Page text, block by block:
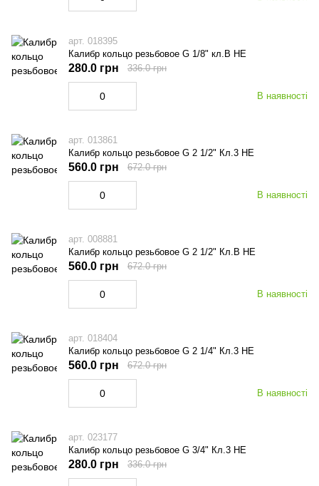
арт. 018395
Калибр кольцо резьбовое G 1/8" кл.В НЕ
В наявності
280.0 грн 336.0 грн
арт. 013861
Калибр кольцо резьбовое G 2 1/2" Кл.3 НЕ
В наявності
560.0 грн 672.0 грн
арт. 008881
Калибр кольцо резьбовое G 2 1/2" Кл.В НЕ
В наявності
560.0 грн 672.0 грн
арт. 018404
Калибр кольцо резьбовое G 2 1/4" Кл.3 НЕ
В наявності
560.0 грн 672.0 грн
арт. 023177
Калибр кольцо резьбовое G 3/4" Кл.3 НЕ
280.0 грн 336.0 грн